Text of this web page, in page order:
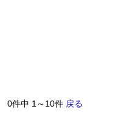
0件中 1～10件 戻る